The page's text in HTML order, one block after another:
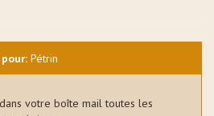
Pétrin
votre boîte mail toutes les